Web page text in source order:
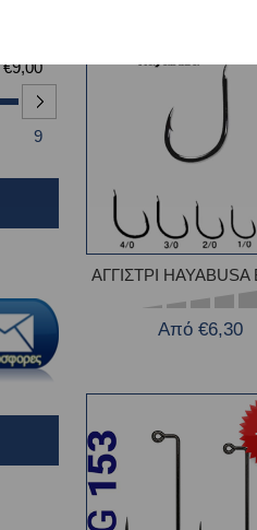
ΑΓΓΙΣΤΡΙ HAYABUSA
Από €6,30
€9,00
9